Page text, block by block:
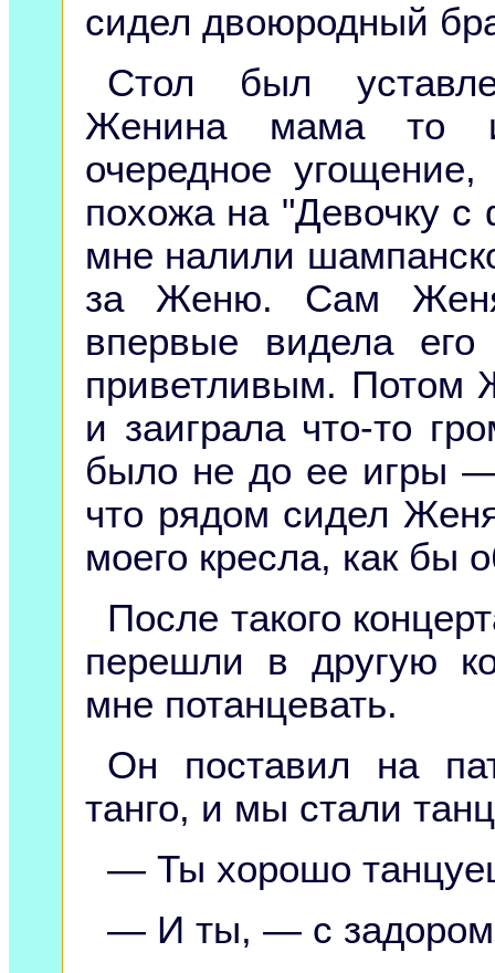
сидел двоюродный
Стол был
Женина мама то
очередное
похожа на "Девочку с
мне налили
за Женю. Сам
впервые видела
приветливым. Потом
и заиграла что-то
было не до ее игры
что рядом сидел
моего кресла, как бы
После такого
перешли в другую
мне потанцевать.
Он поставил на
танго, и мы стали
— Ты хорошо
— И ты, — с задором